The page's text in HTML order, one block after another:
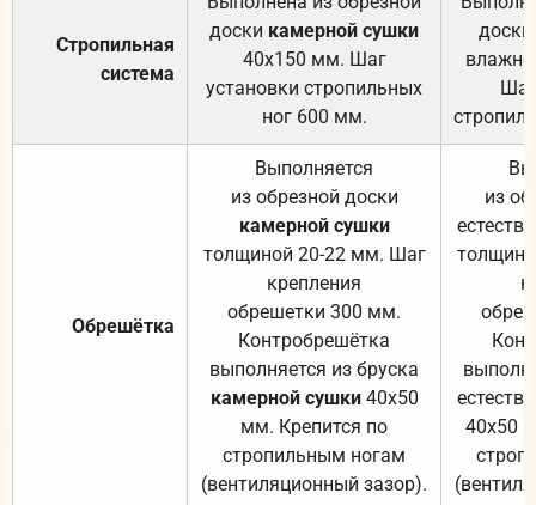
Стропильная
система
доски камерной сушки
40х150 мм. Шаг
установки стропильных
ног 600 мм.
доски
Обрешётка
Выполняется
из обрезной доски
камерной сушки
толщиной 20-22 мм. Шаг
крепления
обрешетки 300 мм.
Контробрешётка
выполняется из бруска
камерной сушки40х50
мм. Крепится по
стропильным ногам
(вентиляционный зазор).
из
40х50